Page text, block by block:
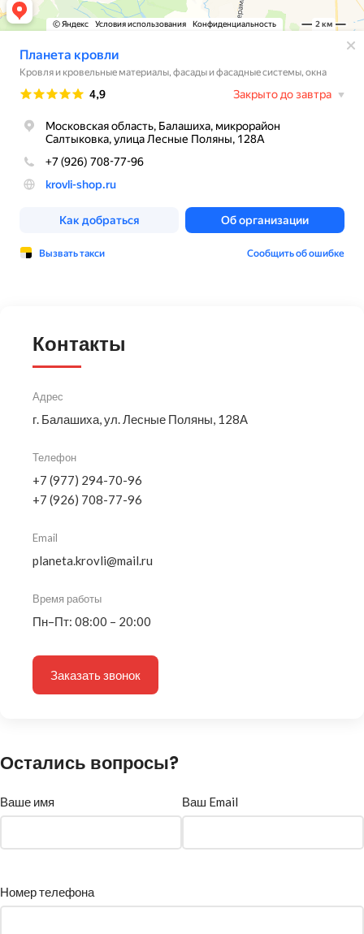
Контакты
Адрес
г. Балашиха, ул. Лесные Поляны, 128А
Телефон
+7 (977) 294-70-96
+7 (926) 708-77-96
Email
planeta.krovli@mail.ru
Время работы
Пн–Пт: 08:00 – 20:00
Заказать звонок
Остались вопросы?
Ваше имя Ваш Email
Номер телефона